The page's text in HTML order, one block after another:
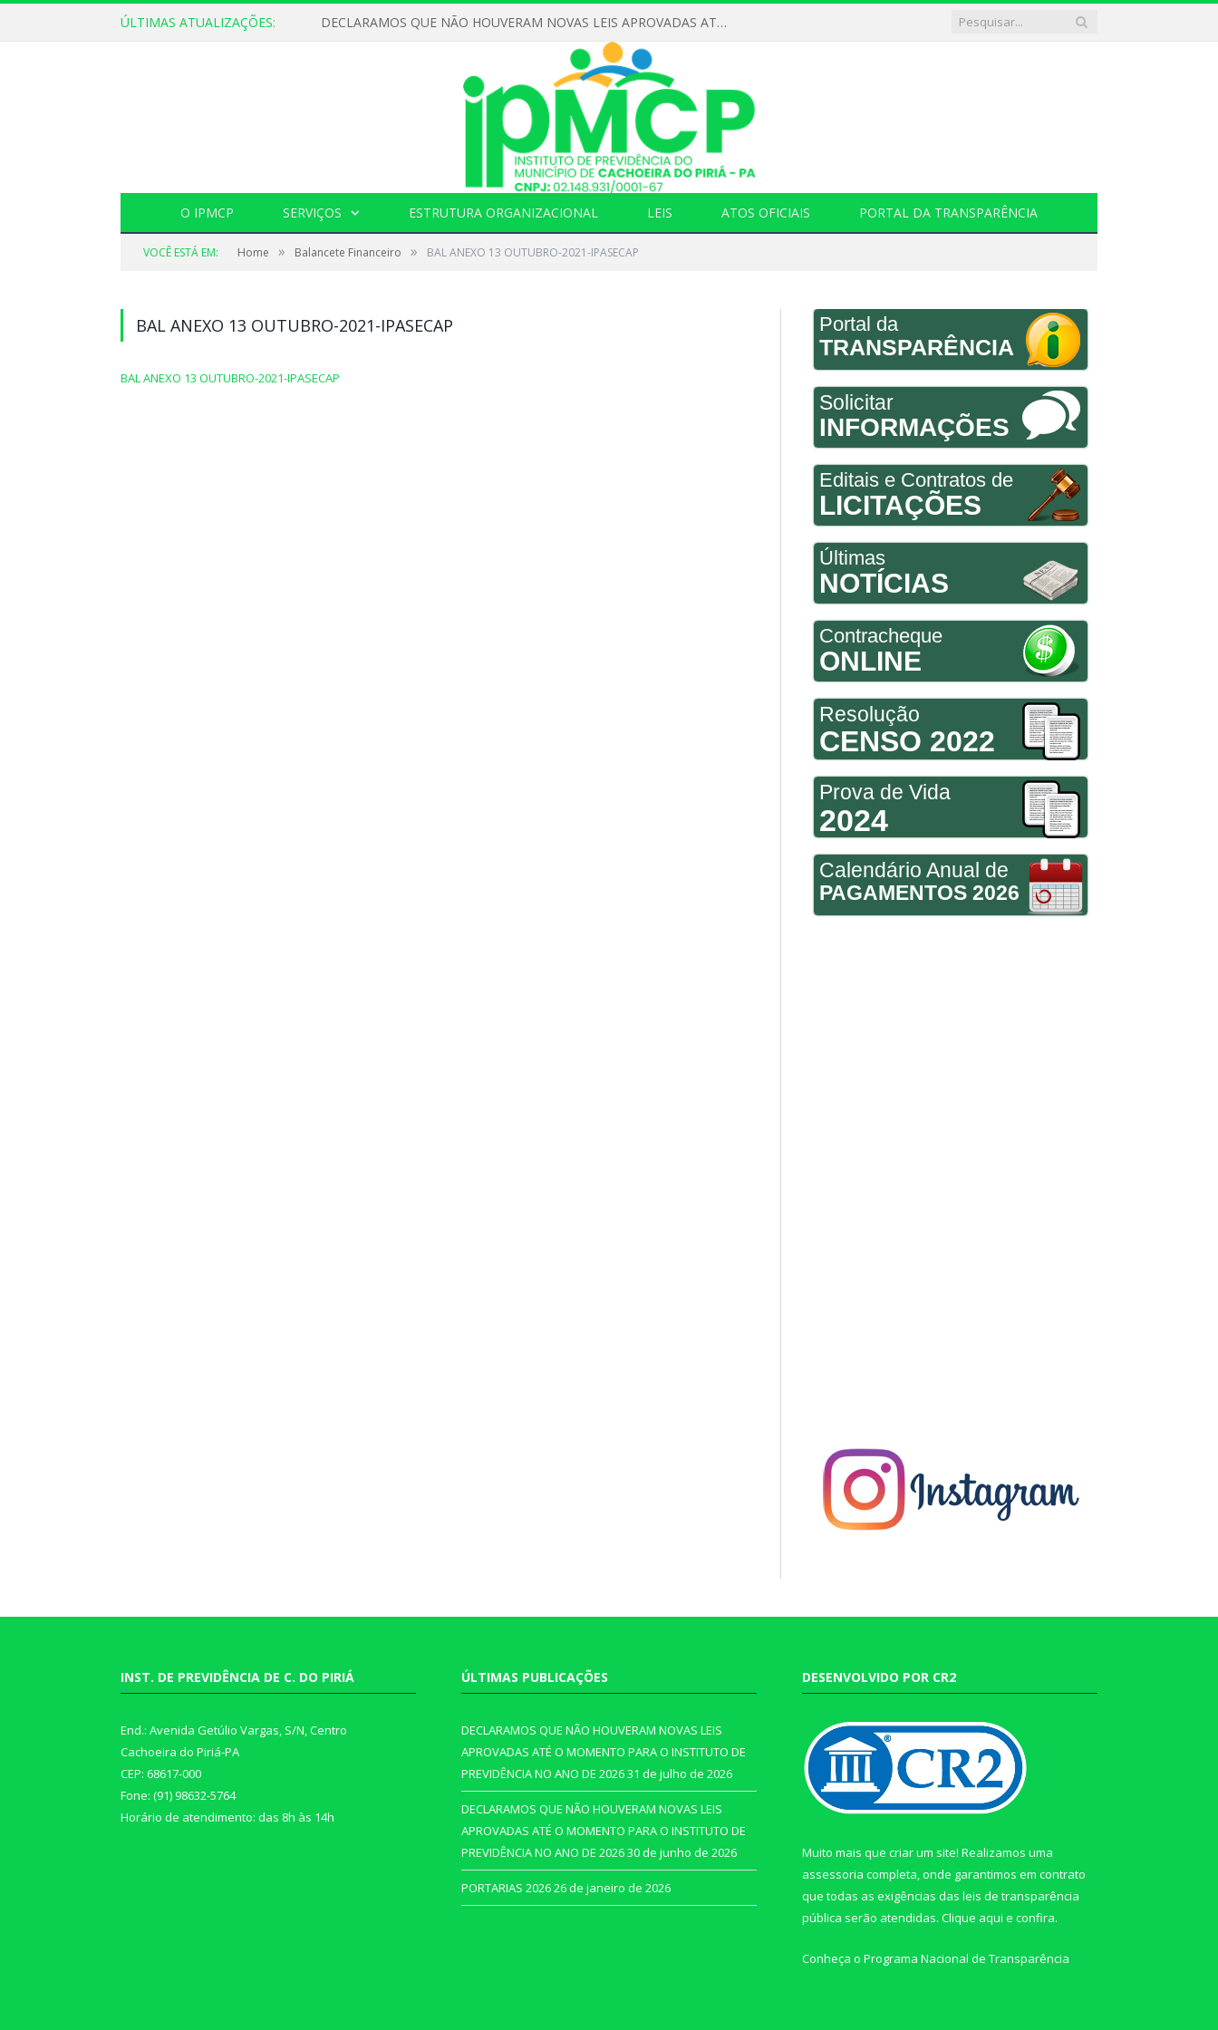
ÚLTIMAS ATUALIZAÇÕES: DECLARAMOS QUE NÃO HOUVERAM NOVAS LEIS APROVADAS ATÉ O MOMENTO PARA O INSTITUTO DE PREVIDÊNCIA NO ANO DE 2026
O IPMCP SERVIÇOS ESTRUTURA ORGANIZACIONAL LEIS ATOS OFICIAIS PORTAL DA TRANSPARÊNCIA
VOCÊ ESTÁ EM: Home » Balancete Financeiro » BAL ANEXO 13 OUTUBRO-2021-IPASECAP
BAL ANEXO 13 OUTUBRO-2021-IPASECAP
BAL ANEXO 13 OUTUBRO-2021-IPASECAP
Portal da
TRANSPARÊNCIA
Solicitar
INFORMAÇÕES
Editais e Contratos de
LICITAÇÕES
Últimas
NOTÍCIAS
Contracheque
ONLINE
Resolução
CENSO 2022
Prova de Vida
2024
Calendário Anual de
PAGAMENTOS 2026
INST. DE PREVIDÊNCIA DE C. DO PIRIÁ
End.: Avenida Getúlio Vargas, S/N, Centro
Cachoeira do Piriá-PA
CEP: 68617-000
Fone: (91) 98632-5764
Horário de atendimento: das 8h às 14h
ÚLTIMAS PUBLICAÇÕES
DECLARAMOS QUE NÃO HOUVERAM NOVAS LEIS
APROVADAS ATÉ O MOMENTO PARA O INSTITUTO DE
PREVIDÊNCIA NO ANO DE 202631 de julho de 2026
DECLARAMOS QUE NÃO HOUVERAM NOVAS LEIS
APROVADAS ATÉ O MOMENTO PARA O INSTITUTO DE
PREVIDÊNCIA NO ANO DE 202630 de junho de 2026
PORTARIAS 202626 de janeiro de 2026
DESENVOLVIDO POR CR2
Muito mais que criar um site! Realizamos uma
assessoria completa, onde garantimos em contrato
que todas as exigências das leis de transparência
pública serão atendidas. Clique aqui e confira.
Conheça o Programa Nacional de Transparência